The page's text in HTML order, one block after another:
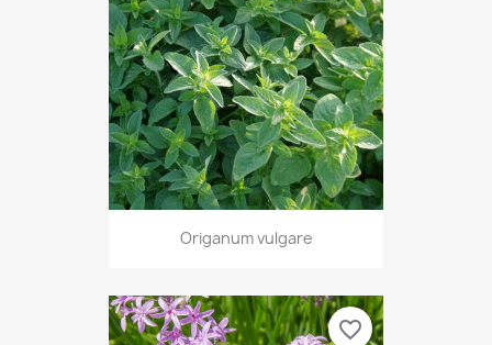
Origanum vulgare
favorite_border